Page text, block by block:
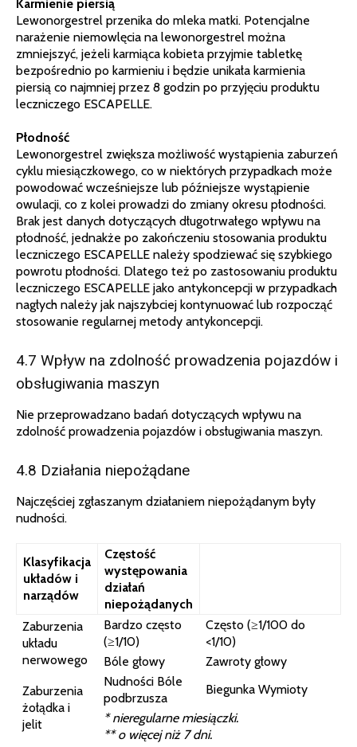
Karmienie piersią
Lewonorgestrel przenika do mleka matki. Potencjalne
narażenie niemowlęcia na lewonorgestrel można
zmniejszyć, jeżeli karmiąca kobieta przyjmie tabletkę
bezpośrednio po karmieniu i będzie unikała karmienia
piersią co najmniej przez 8 godzin po przyjęciu produktu
leczniczego ESCAPELLE.
Płodność
Lewonorgestrel zwiększa możliwość wystąpienia zaburzeń
cyklu miesiączkowego, co w niektórych przypadkach może
powodować wcześniejsze lub późniejsze wystąpienie
owulacji, co z kolei prowadzi do zmiany okresu płodności.
Brak jest danych dotyczących długotrwałego wpływu na
płodność, jednakże po zakończeniu stosowania produktu
leczniczego ESCAPELLE należy spodziewać się szybkiego
powrotu płodności. Dlatego też po zastosowaniu produktu
leczniczego ESCAPELLE jako antykoncepcji w przypadkach
nagłych należy jak najszybciej kontynuować lub rozpocząć
stosowanie regularnej metody antykoncepcji.
4.7 Wpływ na zdolność prowadzenia pojazdów i
obsługiwania maszyn
Nie przeprowadzano badań dotyczących wpływu na
zdolność prowadzenia pojazdów i obsługiwania maszyn.
4.8 Działania niepożądane
Najczęściej zgłaszanym działaniem niepożądanym były
nudności.
Klasyfikacja
układów i
narządów
Częstość
występowania
działań
niepożądanych
Zaburzenia
układu
nerwowego
Bardzo często
(≥1/10)
Często (≥1/100 do
<1/10)
Bóle głowy
Zawroty głowy
Zaburzenia
żołądka i
jelit
Nudności Bóle
podbrzusza
Biegunka Wymioty
* nieregularne miesiączki.
** o więcej niż 7 dni.